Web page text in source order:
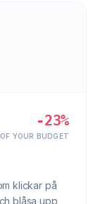
-23%
OF YOUR BUDGET
klickar på
blåsa upp